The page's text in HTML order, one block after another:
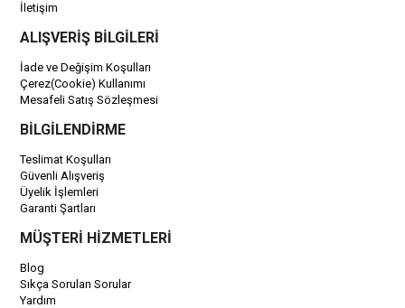
İletişim
ALIŞVERİŞ BİLGİLERİ
İade ve Değişim Koşulları
Çerez(Cookie) Kullanımı
Mesafeli Satış Sözleşmesi
BİLGİLENDİRME
Teslimat Koşulları
Güvenli Alışveriş
Üyelik İşlemleri
Garanti Şartları
MÜŞTERİ HİZMETLERİ
Blog
Sıkça Sorulan Sorular
Yardım